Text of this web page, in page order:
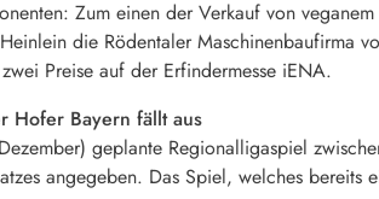
Zum einen der Verkauf von
die Rödentaler Maschinenbaufirma
Preise auf der Erfindermesse iENA.
Hofer Bayern fällt aus
geplante Regionalligaspiel
angegeben. Das Spiel, welches